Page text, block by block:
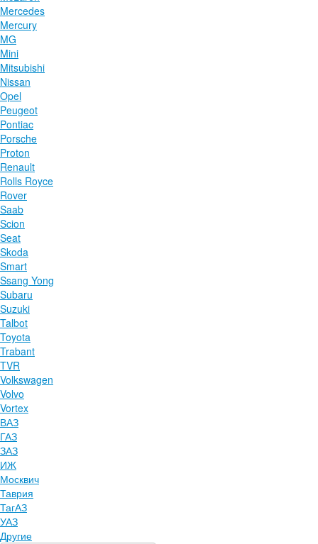
Mercedes
Mercury
MG
Mini
Mitsubishi
Nissan
Opel
Peugeot
Pontiac
Porsche
Proton
Renault
Rolls Royce
Rover
Saab
Scion
Seat
Skoda
Smart
Ssang Yong
Subaru
Suzuki
Talbot
Toyota
Trabant
TVR
Volkswagen
Volvo
Vortex
ВАЗ
ГАЗ
ЗАЗ
ИЖ
Москвич
Таврия
ТагАЗ
УАЗ
Другие